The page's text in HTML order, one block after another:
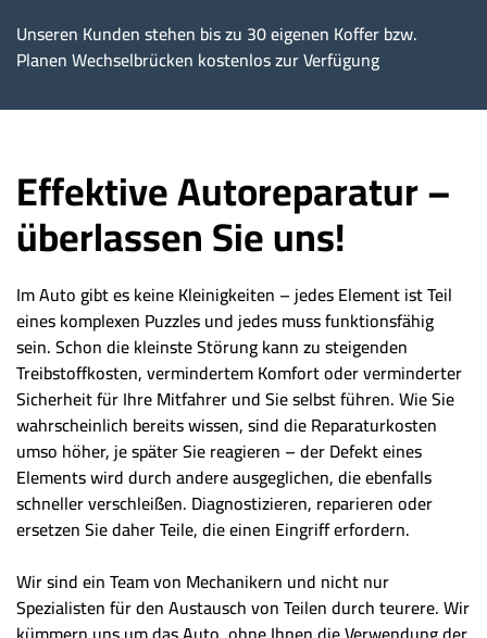
Unseren Kunden stehen bis zu 30 eigenen Koffer bzw.
Planen Wechselbrücken kostenlos zur Verfügung
Effektive Autoreparatur –
überlassen Sie uns!
Im Auto gibt es keine Kleinigkeiten – jedes Element ist Teil
eines komplexen Puzzles und jedes muss funktionsfähig
sein. Schon die kleinste Störung kann zu steigenden
Treibstoffkosten, vermindertem Komfort oder verminderter
Sicherheit für Ihre Mitfahrer und Sie selbst führen. Wie Sie
wahrscheinlich bereits wissen, sind die Reparaturkosten
umso höher, je später Sie reagieren – der Defekt eines
Elements wird durch andere ausgeglichen, die ebenfalls
schneller verschleißen. Diagnostizieren, reparieren oder
ersetzen Sie daher Teile, die einen Eingriff erfordern.
Wir sind ein Team von Mechanikern und nicht nur
Spezialisten für den Austausch von Teilen durch teurere. Wir